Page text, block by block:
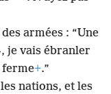
armées : “Une
je vais ébranler
ferme+.”
nations, et les